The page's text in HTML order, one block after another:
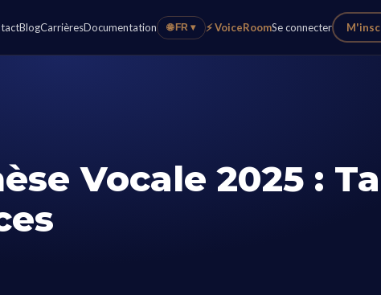
BlogCarrièresDocumentation 🌐 FR ▾ ⚡ VoiceRoomSe connecter
Vocale 2025 :